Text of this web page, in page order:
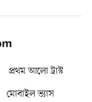
প্রথম আলো ট্রাস্ট
মোবাইল ভ্যাস